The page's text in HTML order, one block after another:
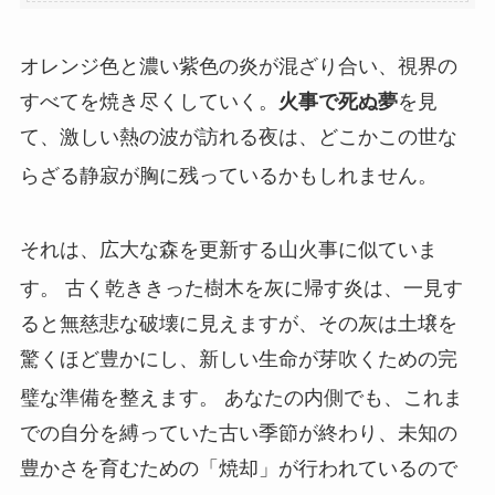
オレンジ色と濃い紫色の炎が混ざり合い、視界の
すべてを焼き尽くしていく。 火事で死ぬ夢を見
て、激しい熱の波が訪れる夜は、どこかこの世な
らざる静寂が胸に残っているかもしれません。
それは、広大な森を更新する山火事に似ていま
す。
古く乾ききった樹木を灰に帰す炎は、一見す
ると無慈悲な破壊に見えますが、その灰は土壌を
驚くほど豊かにし、新しい生命が芽吹くための完
璧な準備を整えます。
あなたの内側でも、これま
での自分を縛っていた古い季節が終わり、未知の
豊かさを育むための「焼却」が行われているので